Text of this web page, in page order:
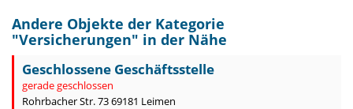
Andere Objekte der Kategorie
"Versicherungen" in der Nähe
Geschlossene Geschäftsstelle
gerade geschlossen
Rohrbacher Str. 73 69181 Leimen